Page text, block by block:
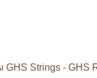
Strings - GHS